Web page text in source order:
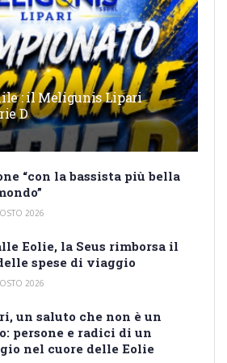
: il Meligunis Lipari
D
“con la bassista più bella
2026
Eolie, la Seus rimborsa il
spese di viaggio
2026
un saluto che non è un
persone e radici di un
nel cuore delle Eolie